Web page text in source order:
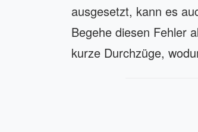
ausgesetzt, kann es
Begehe diesen Fehler
kurze Durchzüge,